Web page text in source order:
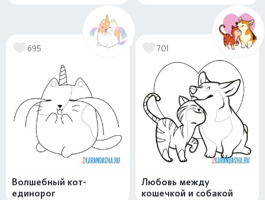
695
Волшебный кот-
единорог
701
Любовь между
кошечкой и собакой